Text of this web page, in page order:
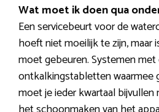
Wat moet ik doen qua
Een servicebeurt voor de
hoeft niet moeilijk te zijn, maar
moet gebeuren. Systemen met
ontkalkingstabletten waarmee
moet je ieder kwartaal